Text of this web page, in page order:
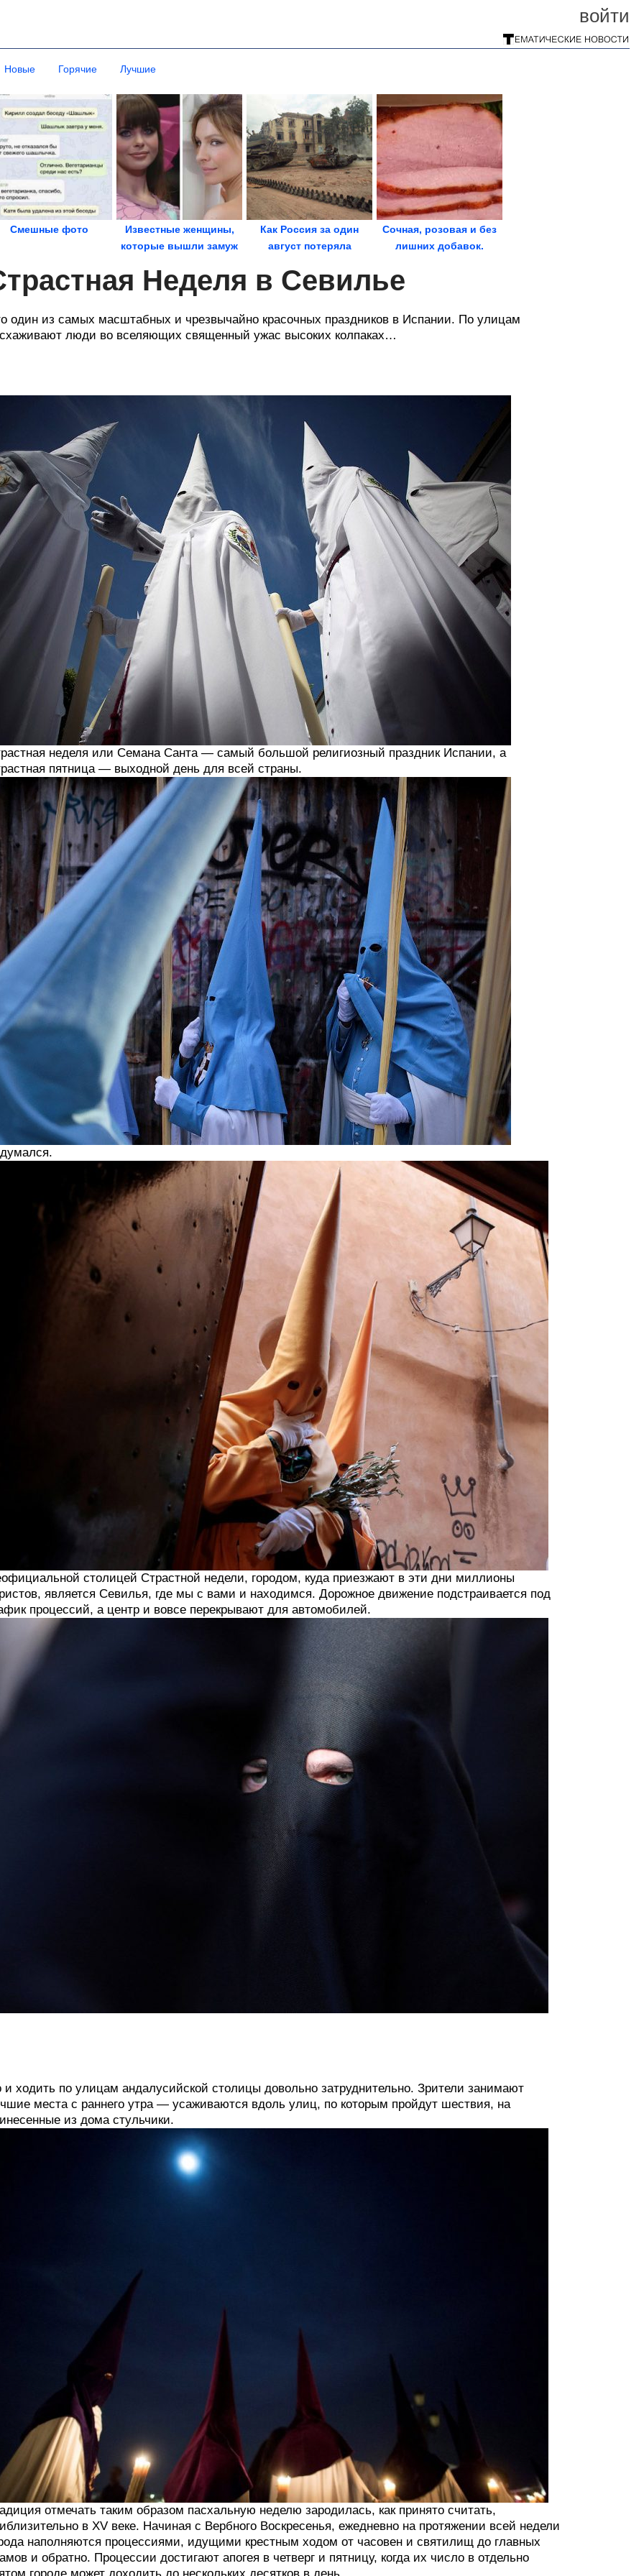
войти
Новые Горячие Лучшие
Смешные фото
Известные женщины,
которые вышли замуж
Как Россия за один
август потеряла
в...
Сочная, розовая и без
лишних добавок.
Неделя в Севилье
один из самых масштабных и чрезвычайно красочных праздников в Испании. По улицам
люди во вселяющих священный ужас высоких колпаках…
неделя или Семана Санта — самый большой религиозный праздник Испании, а
пятница — выходной день для всей страны.
столицей Страстной недели, городом, куда приезжают в эти дни миллионы
является Севилья, где мы с вами и находимся. Дорожное движение подстраивается под
процессий, а центр и вовсе перекрывают для автомобилей.
и ходить по улицам андалусийской столицы довольно затруднительно. Зрители занимают
места с раннего утра — усаживаются вдоль улиц, по которым пройдут шествия, на
из дома стульчики.
отмечать таким образом пасхальную неделю зародилась, как принято считать,
в XV веке. Начиная с Вербного Воскресенья, ежедневно на протяжении всей недели
наполняются процессиями, идущими крестным ходом от часовен и святилищ до главных
и обратно. Процессии достигают апогея в четверг и пятницу, когда их число в отдельно